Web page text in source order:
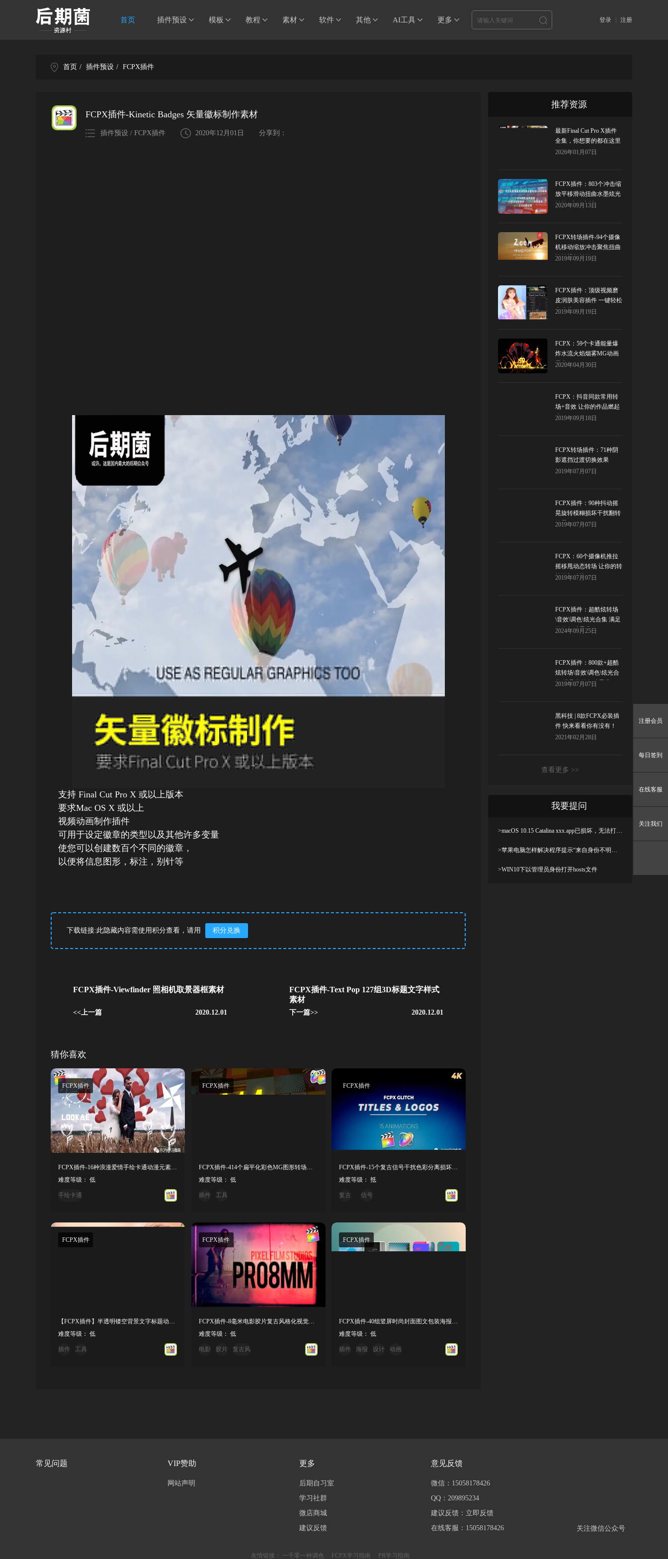
首页 插件预设 模板 教程 素材 软件 其他 AI工具 更多 登录 注册
首页 / 插件预设 / FCPX插件
FCPX插件-Kinetic Badges 矢量徽标制作素材
插件预设 / FCPX插件 2020年12月01日 分享到：
支持 Final Cut Pro X 或以上版本
要求Mac OS X 或以上
视频动画制作插件
可用于设定徽章的类型以及其他许多变量
使您可以创建数百个不同的徽章，
以便将信息图形，标注，别针等
下载链接:此隐藏内容需使用积分查看，请用 积分兑换
FCPX插件-Viewfinder 照相机取景器框素材
2020.12.01
<<上一篇
FCPX插件-Text Pop 127组3D标题文字样式
素材
2020.12.01
下一篇>>
猜你喜欢
FCPX插件
FCPX插件-16种浪漫爱情手绘卡通动漫元素MG动画
难度等级： 低
手绘卡通
FCPX插件
FCPX插件-414个扁平化彩色MG图形转场动画预设
难度等级： 低
插件 工具
FCPX插件
FCPX插件-15个复古信号干扰色彩分离损坏LOGO文字标题动画
难度等级： 抵
复古 信号
FCPX插件
【FCPX插件】半透明镂空背景文字标题动画预设
难度等级： 低
插件 工具
FCPX插件
FCPX插件-8毫米电影胶片复古风格化视觉效果
难度等级： 低
电影 胶片 复古风
FCPX插件
FCPX插件-40组竖屏时尚封面图文包装海报设计宣传动画
难度等级： 低
插件 海报 设计 动画
推荐资源
最新Final Cut Pro X插件
全集，你想要的都在这里
了！
2026年01月07日
FCPX插件：803个冲击缩
放平移滑动扭曲水墨炫光
转场+音效素材 v6
2020年09月13日
FCPX转场插件-94个摄像
机移动缩放冲击聚焦扭曲
旋转视频转场
2019年09月19日
FCPX插件：顶级视频磨
皮润肤美容插件 一键轻松
出大片！
2019年09月19日
FCPX：59个卡通能量爆
炸水流火焰烟雾MG动画
元素
2020年04月30日
FCPX：抖音同款常用转
场+音效 让你的作品燃起
来！
2019年09月18日
FCPX转场插件：71种阴
影遮挡过渡切换效果
2019年07月07日
FCPX插件：90种抖动摇
晃旋转模糊损坏干扰翻转
效果
2019年07月07日
FCPX：60个摄像机推拉
摇移甩动态转场 让你的转
场更加酷炫！
2019年07月07日
FCPX插件：超酷炫转场
\音效\调色\炫光合集 满足
你的各种需求！
2024年09月25日
FCPX插件：800款+超酷
炫转场\音效\调色\炫光合
集 满足你的各种需求！
2019年07月07日
黑科技 | 8款FCPX必装插
件 快来看看你有没有！
2021年02月28日
查看更多 >>
我要提问
>macOS 10.15 Catalina xxx.app已损坏，无法打开，你应该将它移到废纸篓解决方法
>苹果电脑怎样解决程序提示“来自身份不明开发者”及设置显示出“允许任何来源”
>WIN10下以管理员身份打开hosts文件
常见问题 VIP赞助
网站声明
更多
后期自习室
学习社群
微店商城
建议反馈
意见反馈
微信：15058178426
QQ：209895234
建议反馈： 立即反馈
在线客服：15058178426
关注微信公众号
友情链接： 一千零一种调色 FCPX学习指南 PR学习指南
注册会员
每日签到
在线客服
关注我们